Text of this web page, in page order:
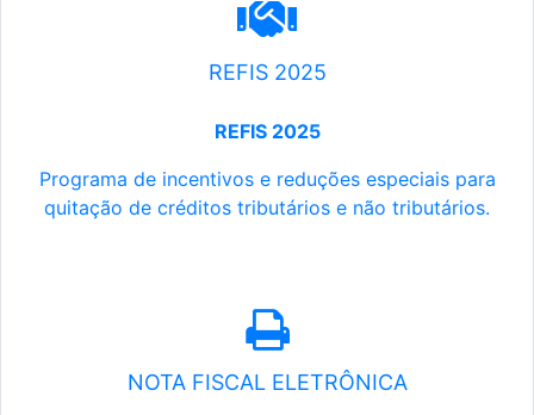
REFIS 2025
REFIS 2025
Programa de incentivos e reduções especiais para
quitação de créditos tributários e não tributários.
NOTA FISCAL ELETRÔNICA